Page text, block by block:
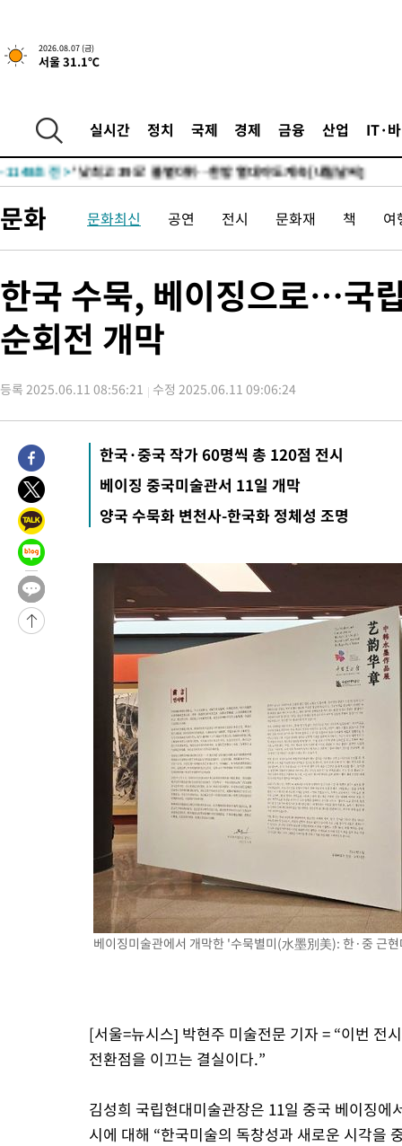
2026.08.07 (금)
서울 31.1℃
실시간 정치 국제 경제 금융 산업 IT·
-4168초 전 >[속보]합참 "北 발사체는 단거리탄도미사일…감시·경계태세
-3916초 전 >日방위성, 北이 동해로 쏜 발사체는 탄도미사일 가능성
-1752초 전 >
[속보]합참 "북, 동해상으로 미상 발사체 발사"
-1148초 전 >
-1107초 전 >[속보]7~9일 프로야구 3연전도 폭염 취소…11일 재개
-596초 전 >
'월드컵 탈락 후폭풍' 축구협회…초유의 압수수색에 '충격·당황'
-436초 전 >서울 낮 37.9도, 올여름 최고치 경신…영등포 순간 '40도'
1시간 전 >[속보]코스닥, 800p 회복…0.26% 오른 801.67 마감
1시간 전 >[속보]코스피, 301.88포인트(4.58%) 내린 6296.38 마감
1시간 전 > [속보]원·달러 환율, 0.7원 내린 1423.8원 마감
2시간 전 >손흥민, 5경기 연속골 실패…LAFC는 승부차기 끝 과달라하라 격파
4시간 전 >내일까지 39도 '펄펄'…기상청 "태풍 지나며 폭염 잠시 꺾인다"
-21678초 전 >
'월드컵 탈락 후폭풍' 축구협회…11시간 걸린 초유의 압수수
-21114초 전 >
[속보] 뉴욕증시, 혼조 출발…나스닥 0.3%↓, 다우 0.14%↑
-19907초 전 >
-18592초 전 >
경찰, '홍명보는 2순위' 결론냈던 스포츠윤리센터도 압수수색
-4188초 전 >
-3936초 전 >
日방위성, 北이 동해로 쏜 발사체는 탄도미사일 가능성
-2366초 전 >
[속보] SKT, 에이닷 서비스 장애 발생…"원인 파악 중"
-1772초 전 >
[속보]합참 "북, 동해상으로 미상 발사체 발사"
'낮 최고 39도' 불볕더위…한밤 열대야도 계속[내일날씨]
[속보]7~9일 프로야구 3연전도 폭염 취소…11일 재개
"韓 외환시장 개입 관측 배경엔 美의 대한국 무역적자 있어"
'월드컵 탈락 후폭풍' 축구협회…초유의 압수수색에 '충격·당황'
서울 낮 37.9도, 올여름 최고치 경신…영등포 순간 '40도'
[속보]종합특검, 대검 추가 압수수색…내란 중요임무종사 혐의
[속보]코스닥, 800p 회복…0.26% 오른 801.67 마감
[속보]코스피, 301.88포인트(4.58%) 내린 6296.38 마감
[속보]원·달러 환율, 0.7원 내린 1423.8원 마감
"여기 떨어졌다"…다누리, 스페이스X 로켓 달 충돌 흔적 포착
손흥민, 5경기 연속골 실패…LAFC는 승부차기 끝 과달라하라 격파
내일까지 39도 '펄펄'…기상청 "태풍 지나며 폭염 잠시 꺾인다"
문화 문화최신 공연 전시 문화재 책 여
한국 수묵, 베이징으로…국
순회전 개막
등록 2025.06.11 08:56:21 수정 2025.06.11 09:06:24
한국·중국 작가 60명씩 총 120점 전시
베이징 중국미술관서 11일 개막
양국 수묵화 변천사-한국화 정체성 조명
베이징미술관에서 개막한 '수묵별미(水墨別美): 한·중 근
[서울=뉴시스] 박현주 미술전문 기자 = “이번 전
전환점을 이끄는 결실이다.”
김성희 국립현대미술관장은 11일 중국 베이징
시에 대해 “한국미술의 독창성과 새로운 시각을